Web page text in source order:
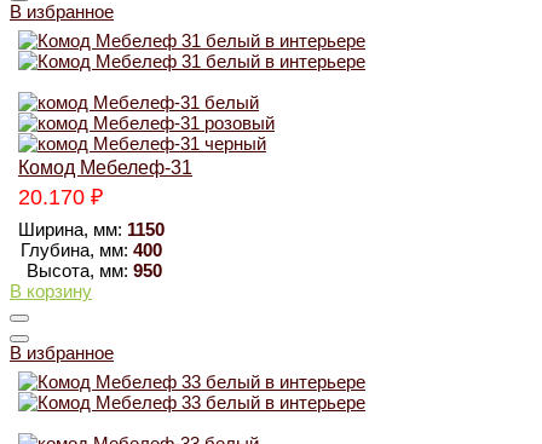
В избранное
Комод Мебелеф-31
20.170 ₽
Ширина, мм: 1150
Глубина, мм: 400
Высота, мм: 950
В корзину
В избранное